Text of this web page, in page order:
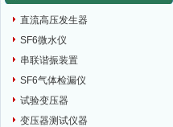
直流高压发生器
SF6微水仪
串联谐振装置
SF6气体检漏仪
试验变压器
变压器测试仪器